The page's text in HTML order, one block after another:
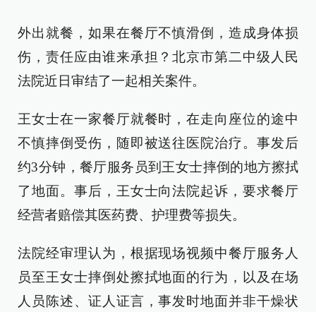
外出就餐，如果在餐厅不慎滑倒，造成身体损
伤，责任应由谁来承担？北京市第二中级人民
法院近日审结了一起相关案件。
王女士在一家餐厅就餐时，在走向座位的途中
不慎摔倒受伤，随即被送往医院治疗。事发后
约3分钟，餐厅服务员到王女士摔倒的地方擦拭
了地面。事后，王女士向法院起诉，要求餐厅
经营者赔偿其医药费、护理费等损失。
法院经审理认为，根据现场视频中餐厅服务人
员至王女士摔倒处擦拭地面的行为，以及在场
人员陈述、证人证言，事发时地面并非干燥状